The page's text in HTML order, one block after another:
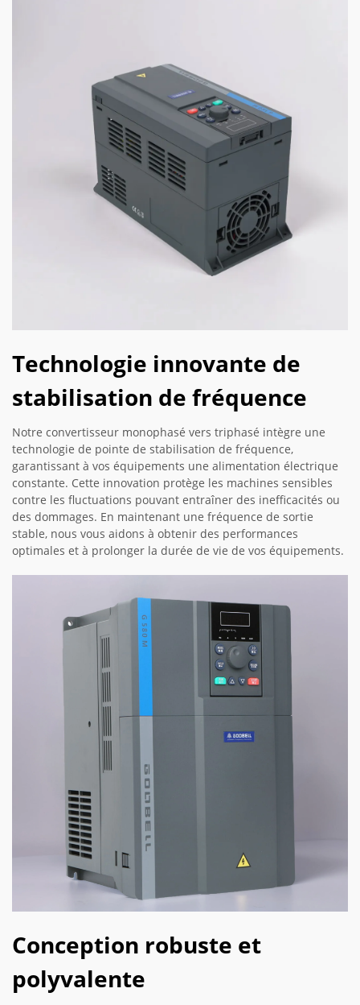
Technologie innovante de
stabilisation de fréquence
Notre convertisseur monophasé vers triphasé intègre une
technologie de pointe de stabilisation de fréquence,
garantissant à vos équipements une alimentation électrique
constante. Cette innovation protège les machines sensibles
contre les fluctuations pouvant entraîner des inefficacités ou
des dommages. En maintenant une fréquence de sortie
stable, nous vous aidons à obtenir des performances
optimales et à prolonger la durée de vie de vos équipements.
Conception robuste et
polyvalente